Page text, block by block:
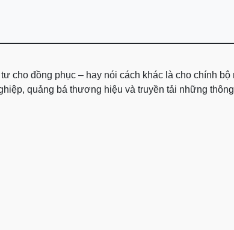
cho đồng phục – hay nói cách khác là cho chính bộ
quảng bá thương hiệu và truyền tải những